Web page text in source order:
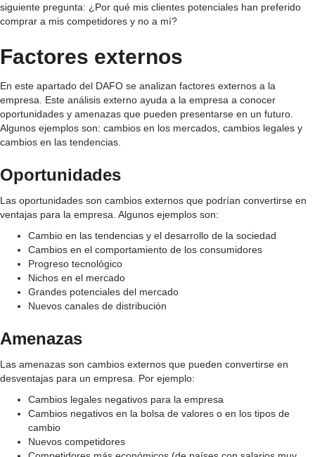
siguiente pregunta: ¿Por qué mis clientes potenciales han preferido
comprar a mis competidores y no a mí?
Factores externos
En este apartado del DAFO se analizan factores externos a la
empresa. Este análisis externo ayuda a la empresa a conocer
oportunidades y amenazas que pueden presentarse en un futuro.
Algunos ejemplos son: cambios en los mercados, cambios legales y
cambios en las tendencias.
Oportunidades
Las oportunidades son cambios externos que podrían convertirse en
ventajas para la empresa. Algunos ejemplos son:
Cambio en las tendencias y el desarrollo de la sociedad
Cambios en el comportamiento de los consumidores
Progreso tecnológico
Nichos en el mercado
Grandes potenciales del mercado
Nuevos canales de distribución
Amenazas
Las amenazas son cambios externos que pueden convertirse en
desventajas para un empresa. Por ejemplo:
Cambios legales negativos para la empresa
Cambios negativos en la bolsa de valores o en los tipos de
cambio
Nuevos competidores